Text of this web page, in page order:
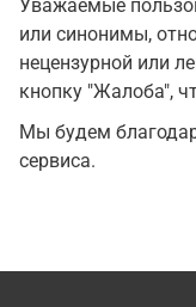
Уважаемые
или синонимы,
нецензурной или
кнопку "Жалоба",
Мы будем
сервиса.